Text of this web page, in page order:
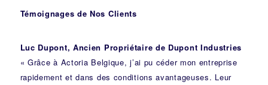
Témoignages de Nos Clients
Luc Dupont, Ancien Propriétaire de Dupont Industries
« Grâce à Actoria Belgique, j’ai pu céder mon entreprise
rapidement et dans des conditions avantageuses. Leur